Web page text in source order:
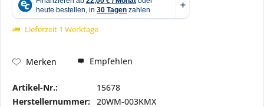
Lieferzeit 1 Werktage
Merken Empfehlen
Artikel-Nr.:
15678
Herstellernummer: 20WM-003KMX